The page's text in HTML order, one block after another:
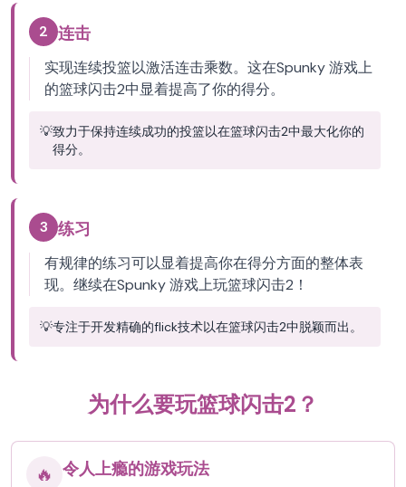
2 连击
实现连续投篮以激活连击乘数。这在Spunky 游戏上
的篮球闪击2中显着提高了你的得分。
💡致力于保持连续成功的投篮以在篮球闪击2中最大化你的
得分。
3 练习
有规律的练习可以显着提高你在得分方面的整体表
现。继续在Spunky 游戏上玩篮球闪击2！
💡专注于开发精确的flick技术以在篮球闪击2中脱颖而出。
为什么要玩篮球闪击2？
🔥 令人上瘾的游戏玩法